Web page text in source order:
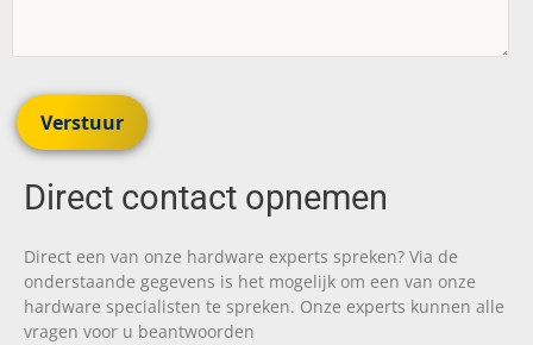
Verstuur
Direct contact opnemen
Direct een van onze hardware experts spreken? Via de
onderstaande gegevens is het mogelijk om een van onze
hardware specialisten te spreken. Onze experts kunnen alle
vragen voor u beantwoorden